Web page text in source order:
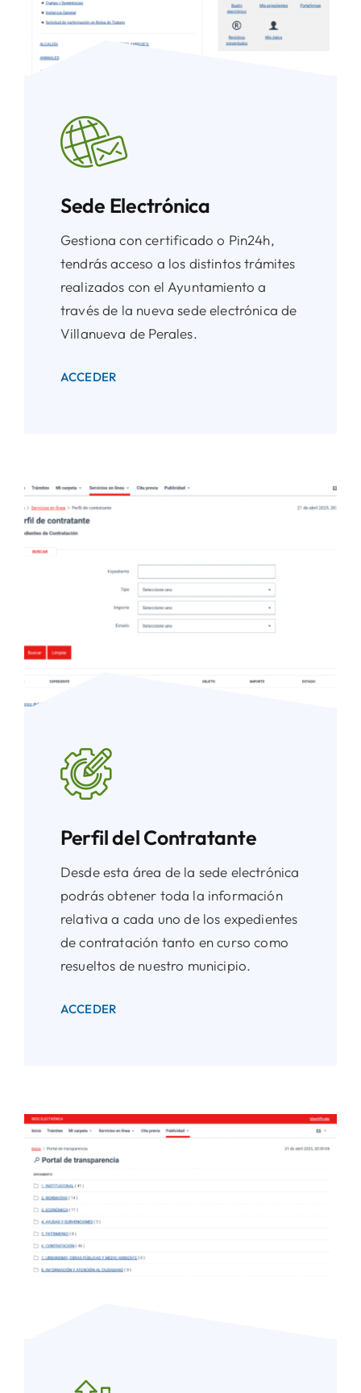
Sede Electrónica
Gestiona con certificado o Pin24h,
tendrás acceso a los distintos trámites
realizados con el Ayuntamiento a
través de la nueva sede electrónica de
Villanueva de Perales.
ACCEDER
Perfil del Contratante
Desde esta área de la sede electrónica
podrás obtener toda la información
relativa a cada uno de los expedientes
de contratación tanto en curso como
resueltos de nuestro municipio.
ACCEDER